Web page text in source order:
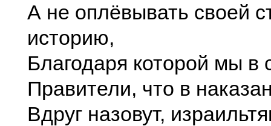
А не оплёвывать своей
историю,
Благодаря которой мы в
Правители, что в
Вдруг назовут,